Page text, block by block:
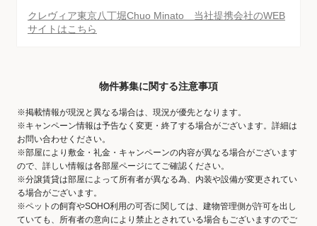
クレヴィア東京八丁堀Chuo Minato 当社提携会社のWEB
サイトはこちら
物件募集に関する注意事項
※掲載情報が現況と異なる場合は、現況が優先となります。
※キャンペーン情報は予告なく変更・終了する場合がございます。詳細は
お問い合わせください。
※部屋により敷金・礼金・キャンペーンの内容が異なる場合がございます
ので、詳しい情報は各部屋ページにてご確認ください。
※分譲賃貸は部屋によって所有者が異なる為、内装や設備が変更されてい
る場合がございます。
※ペットの飼育やSOHO利用の可否に関しては、建物管理側が許可を出し
ていても、所有者の意向により禁止とされている場合もございますのでご